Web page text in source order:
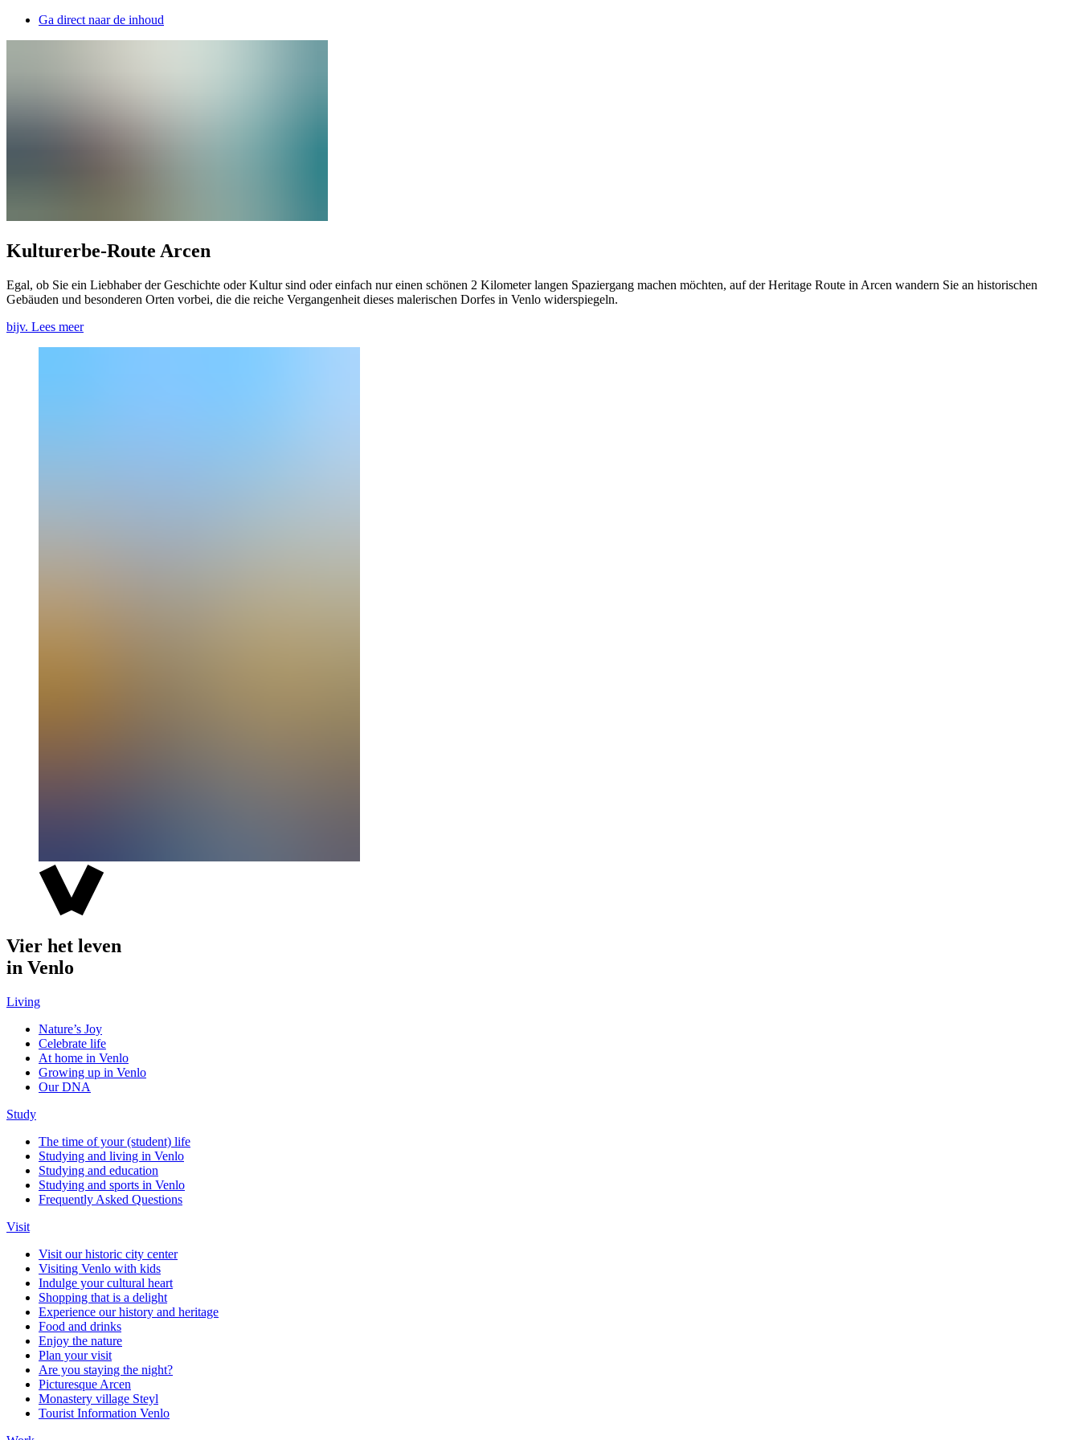
Ga direct naar de inhoud
Kulturerbe-Route Arcen
Egal, ob Sie ein Liebhaber der Geschichte oder Kultur sind oder einfach nur einen schönen 2 Kilometer langen Spaziergang machen möchten, auf der Heritage Route in Arcen wandern Sie an historischen
Gebäuden und besonderen Orten vorbei, die die reiche Vergangenheit dieses malerischen Dorfes in Venlo widerspiegeln.
bijv. Lees meer
Vier het leven
in Venlo
Living
Nature’s Joy
Celebrate life
At home in Venlo
Growing up in Venlo
Our DNA
Study
The time of your (student) life
Studying and living in Venlo
Studying and education
Studying and sports in Venlo
Frequently Asked Questions
Visit
Visit our historic city center
Visiting Venlo with kids
Indulge your cultural heart
Shopping that is a delight
Experience our history and heritage
Food and drinks
Enjoy the nature
Plan your visit
Are you staying the night?
Picturesque Arcen
Monastery village Steyl
Tourist Information Venlo